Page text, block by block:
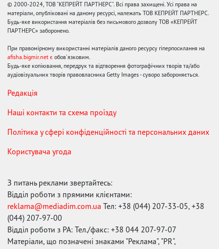
© 2000-2024, ТОВ "КЕПРЕЙТ ПАРТНЕРС". Всі права захищені. Усі права на
матеріали, опубліковані на даному ресурсі, належать ТОВ КЕПРЕЙТ ПАРТНЕРС.
Будь-яке використання матеріалів без письмового дозволу ТОВ «КЕПРЕЙТ
ПАРТНЕРС» заборонено.
При правомірному використанні матеріалів даного ресурсу гіперпосилання на
afisha.bigmir.net є обов'язковим.
Будь-яке копіювання, передрук та відтворення фотографічних творів та/або
аудіовізуальних творів правовласника Getty Images - суворо забороняється.
Редакція
Наші контакти та схема проїзду
Політика у сфері конфіденційності та персональних даних
Користувача угода
З питань реклами звертайтесь:
Відділ роботи з прямими клієнтами:
reklama@mediadim.com.ua Тел: +38 (044) 207-33-05, +38
(044) 207-97-00
Відділ роботи з РА: Тел./факс: +38 044 207-97-07
Матеріали, що позначені знаками "Реклама", "PR",